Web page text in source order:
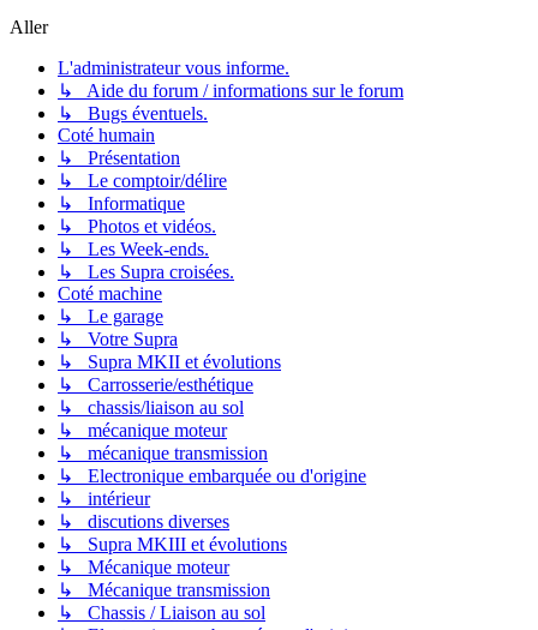
Aller
L'administrateur vous informe.
↳ Aide du forum / informations sur le forum
↳ Bugs éventuels.
Coté humain
↳ Présentation
↳ Le comptoir/délire
↳ Informatique
↳ Photos et vidéos.
↳ Les Week-ends.
↳ Les Supra croisées.
Coté machine
↳ Le garage
↳ Votre Supra
↳ Supra MKII et évolutions
↳ Carrosserie/esthétique
↳ chassis/liaison au sol
↳ mécanique moteur
↳ mécanique transmission
↳ Electronique embarquée ou d'origine
↳ intérieur
↳ discutions diverses
↳ Supra MKIII et évolutions
↳ Mécanique moteur
↳ Mécanique transmission
↳ Chassis / Liaison au sol